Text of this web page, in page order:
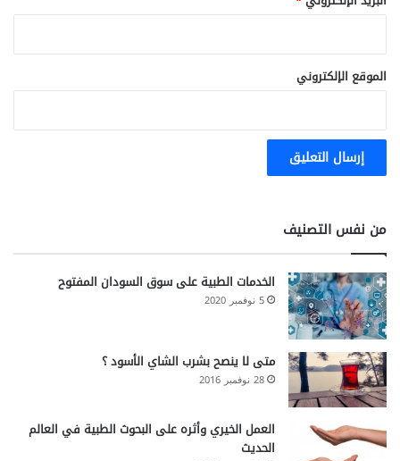
الموقع الإلكتروني
من نفس التصنيف
الخدمات الطبية على سوق السودان المفتوح
5 نوفمبر 2020
متى لا ينصح بشرب الشاي الأسود ؟
28 نوفمبر 2016
العمل الخيري وأثره على البحوث الطبية في العالم
الحديث